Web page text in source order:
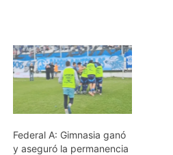
Federal A: Gimnasia ganó
y aseguró la permanencia